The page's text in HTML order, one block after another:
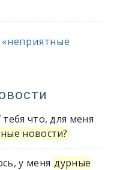
что, для меня
новости?
у меня дурные